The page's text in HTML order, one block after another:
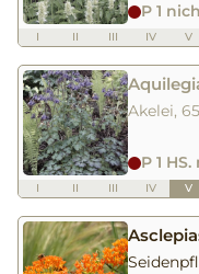
P 1
I II III IV V
Akelei,
P 1
I II III IV V